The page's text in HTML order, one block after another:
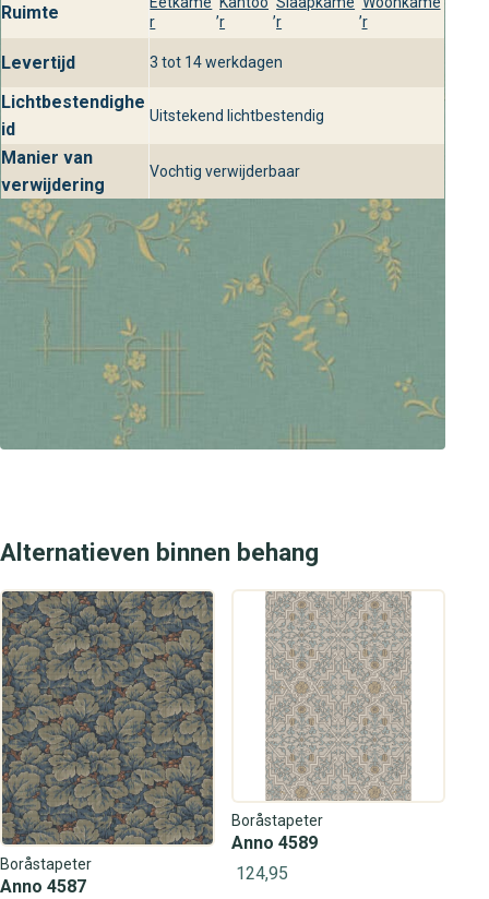
Ruimte
r
,
r
,
r
,
r
Levertijd 3 tot 14 werkdagen
Lichtbestendighe
id
Uitstekend lichtbestendig
Manier van
verwijdering
Vochtig verwijderbaar
Alternatieven binnen behang
Boråstapeter
Anno 4587
Boråstapeter
Anno 4589
124,95